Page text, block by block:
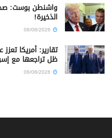
واشنطن بوست:
الذخيرة!
تقارير: أمريكا
ظل تراجعها مع